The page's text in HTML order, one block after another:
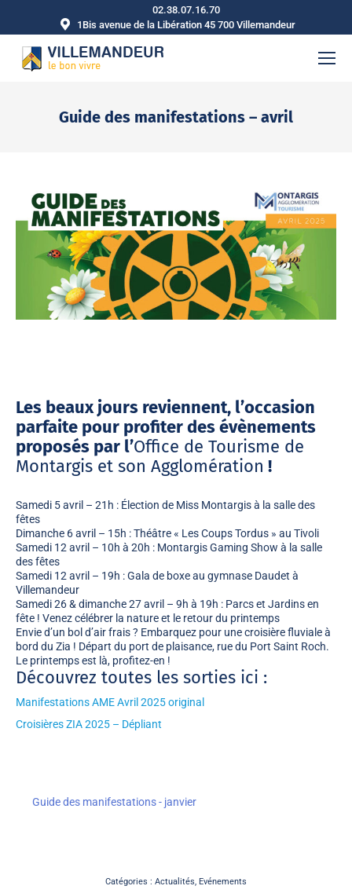
02.38.07.16.70
1Bis avenue de la Libération 45 700 Villemandeur
Guide des manifestations – avril
Les beaux jours reviennent, l’occasion
parfaite pour profiter des évènements
proposés par l’Office de Tourisme de
Montargis et son Agglomération !
Samedi 5 avril – 21h : Élection de Miss Montargis à la salle des
fêtes
Dimanche 6 avril – 15h : Théâtre « Les Coups Tordus » au Tivoli
Samedi 12 avril – 10h à 20h : Montargis Gaming Show à la salle
des fêtes
Samedi 12 avril – 19h : Gala de boxe au gymnase Daudet à
Villemandeur
Samedi 26 & dimanche 27 avril – 9h à 19h : Parcs et Jardins en
fête ! Venez célébrer la nature et le retour du printemps
Envie d’un bol d’air frais ? Embarquez pour une croisière fluviale à
bord du Zia ! Départ du port de plaisance, rue du Port Saint Roch.
Le printemps est là, profitez-en !
Découvrez toutes les sorties ici :
Manifestations AME Avril 2025 original
Croisières ZIA 2025 – Dépliant
Guide des manifestations - janvier
Catégories : Actualités, Evénements